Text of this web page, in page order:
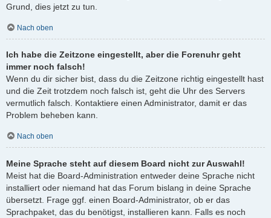
Grund, dies jetzt zu tun.
Nach oben
Ich habe die Zeitzone eingestellt, aber die Forenuhr geht
immer noch falsch!
Wenn du dir sicher bist, dass du die Zeitzone richtig eingestellt hast
und die Zeit trotzdem noch falsch ist, geht die Uhr des Servers
vermutlich falsch. Kontaktiere einen Administrator, damit er das
Problem beheben kann.
Nach oben
Meine Sprache steht auf diesem Board nicht zur Auswahl!
Meist hat die Board-Administration entweder deine Sprache nicht
installiert oder niemand hat das Forum bislang in deine Sprache
übersetzt. Frage ggf. einen Board-Administrator, ob er das
Sprachpaket, das du benötigst, installieren kann. Falls es noch